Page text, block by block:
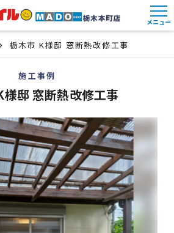
メニュー
栃木市 K様邸 窓断熱改修工事
施工事例
様邸 窓断熱改修工事